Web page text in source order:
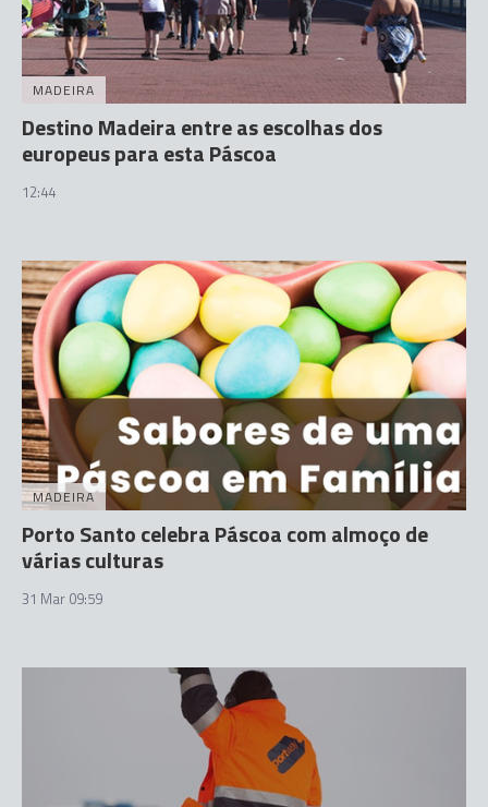
MADEIRA
Destino Madeira entre as escolhas dos
europeus para esta Páscoa
12:44
MADEIRA
Porto Santo celebra Páscoa com almoço de
várias culturas
31 Mar 09:59